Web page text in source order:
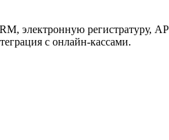
электронную регистратуру,
с онлайн-кассами.